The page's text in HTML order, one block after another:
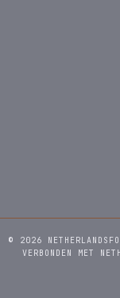
© 2026
VERBONDEN MET